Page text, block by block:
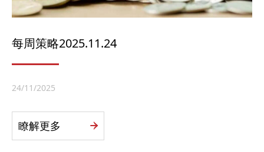
每周策略2025.11.24
24/11/2025
瞭解更多